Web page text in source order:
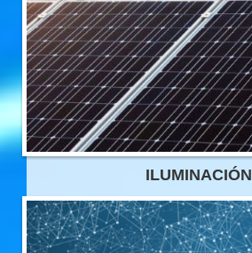
ILUMINACIÓN